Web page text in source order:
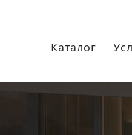
Каталог